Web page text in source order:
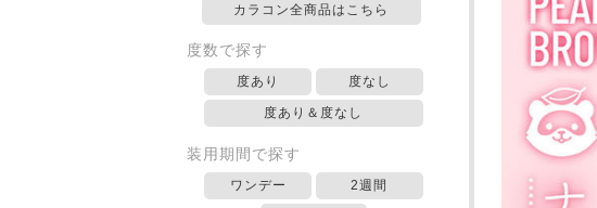
カラコン全商品はこちら
度数で探す
度あり 度なし
度あり＆度なし
装用期間で探す
ワンデー 2週間